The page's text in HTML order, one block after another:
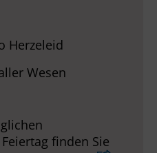
Herzeleid
Wesen
finden Sie